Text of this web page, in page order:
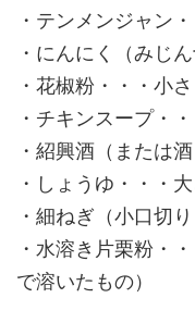
・テンメンジャン
・にんにく（みじ
・花椒粉・・・小
・チキンスープ・
・紹興酒（または
・しょうゆ・・・
・細ねぎ（小口切
・水溶き片栗粉・
で溶いたもの）